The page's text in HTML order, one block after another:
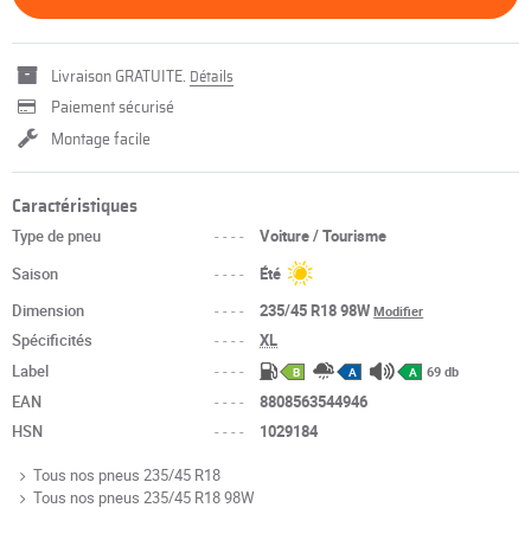
Livraison GRATUITE. Détails
Paiement sécurisé
Montage facile
Caractéristiques
Type de pneu ----
Voiture / Tourisme
Saison
----
Été
Dimension
---- 235/45 R18 98WModifier
Spécificités ----
XL
Label
---- B A A 69 db
EAN ----
8808563544946
HSN
---- 1029184
Tous nos pneus 235/45 R18
Tous nos pneus 235/45 R18 98W